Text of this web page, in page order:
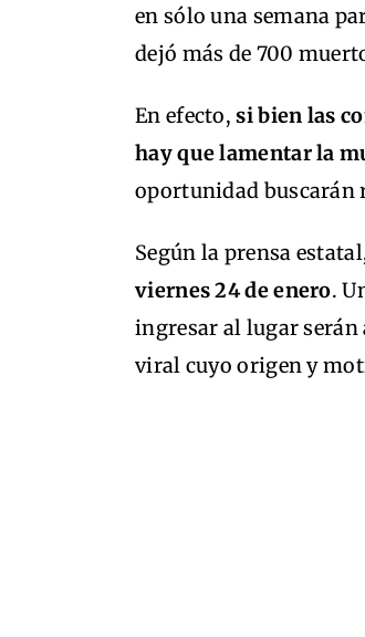
en sólo una semana
dejó más de 700
En efecto,si bien las
hay que lamentar la
oportunidad buscarán
Según la prensa
viernes 24 de enero.
ingresar al lugar serán
viral cuyo origen y